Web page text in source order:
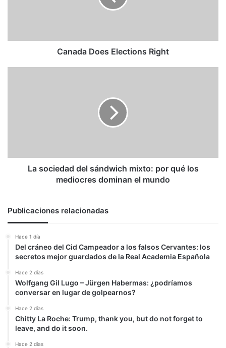
Canada Does Elections Right
mediocres
dominanLa sociedad del sándwich mixto: por qué los
mediocres dominan el mundo
Publicaciones relacionadas
Hace 1 día
Del cráneo del Cid Campeador a los falsos Cervantes: los
secretos mejor guardados de la Real Academia Española
Hace 2 días
Wolfgang Gil Lugo – Jürgen Habermas: ¿podríamos
conversar en lugar de golpearnos?
Hace 2 días
Chitty La Roche: Trump, thank you, but do not forget to
leave, and do it soon.
Hace 2 días